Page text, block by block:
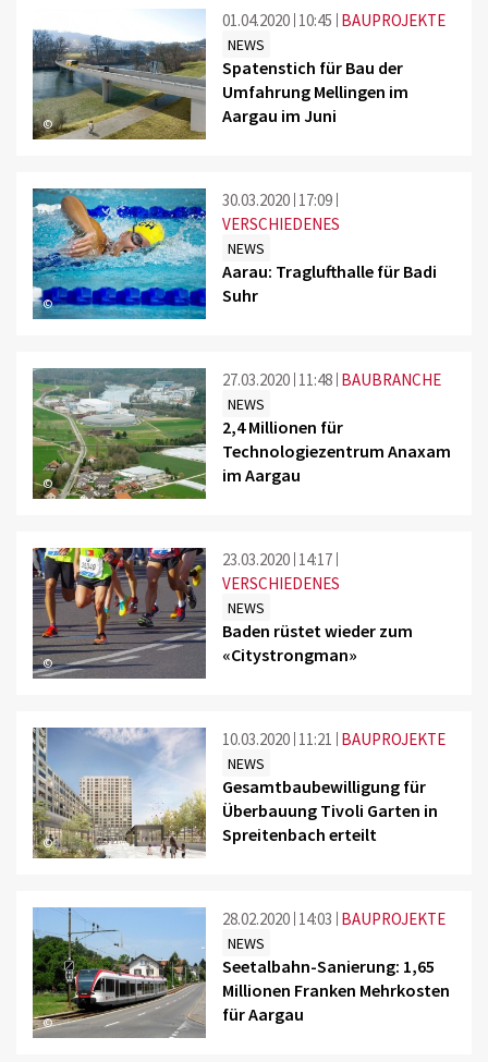
©
01.04.2020 10:45 BAUPROJEKTE
NEWS
Spatenstich für Bau der
Umfahrung Mellingen im
Aargau im Juni
©
30.03.2020 17:09
VERSCHIEDENES
NEWS
Aarau: Traglufthalle für Badi
Suhr
©
27.03.2020 11:48 BAUBRANCHE
NEWS
2,4 Millionen für
Technologiezentrum Anaxam
im Aargau
©
23.03.2020 14:17
VERSCHIEDENES
NEWS
Baden rüstet wieder zum
«Citystrongman»
©
10.03.2020 11:21 BAUPROJEKTE
NEWS
Gesamtbaubewilligung für
Überbauung Tivoli Garten in
Spreitenbach erteilt
©
28.02.2020 14:03 BAUPROJEKTE
NEWS
Seetalbahn-Sanierung: 1,65
Millionen Franken Mehrkosten
für Aargau